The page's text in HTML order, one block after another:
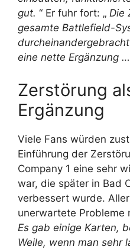
gut. “ Er fuhr fort: „ Die
gesamte Battlefield-
eine nette Ergänzung …
Zerstörung
Ergänzung
Viele Fans würden
Einführung der
Company 1 eine sehr
war, die später in Bad
verbessert wurde.
unerwartete Probleme
Es gab einige Karten,
Weile, wenn man sehr